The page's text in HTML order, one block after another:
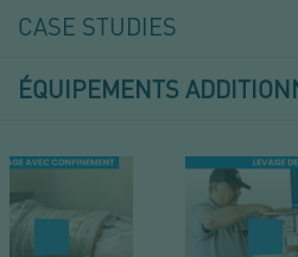
CASE STUDIES
ÉQUIPEMENTS